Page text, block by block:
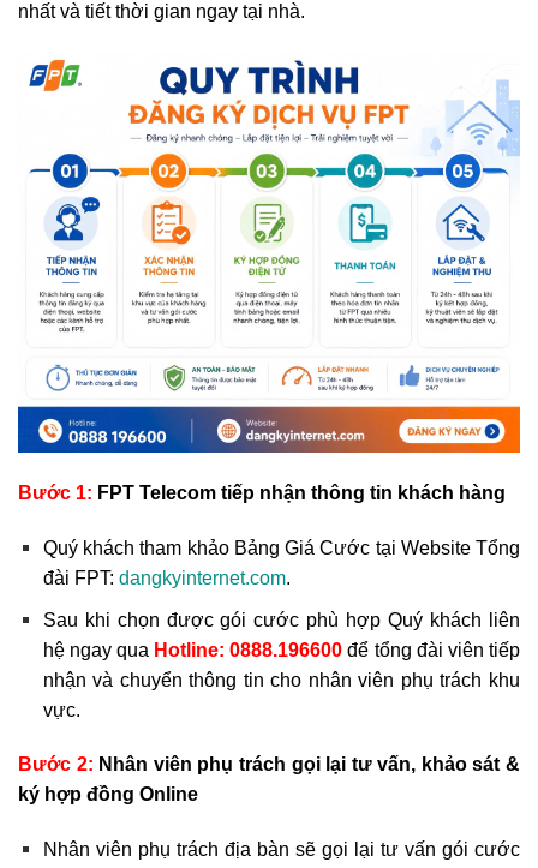
nhất và tiết thời gian ngay tại nhà.
Bước 1: FPT Telecom tiếp nhận thông tin khách hàng
Quý khách tham khảo Bảng Giá Cước tại Website Tổng
đài FPT: dangkyinternet.com.
Sau khi chọn được gói cước phù hợp Quý khách liên
hệ ngay qua Hotline:0888.196600 để tổng đài viên tiếp
nhận và chuyển thông tin cho nhân viên phụ trách khu
vực.
Bước 2: Nhân viên phụ trách gọi lại tư vấn, khảo sát &
ký hợp đồng Online
Nhân viên phụ trách địa bàn sẽ gọi lại tư vấn gói cước